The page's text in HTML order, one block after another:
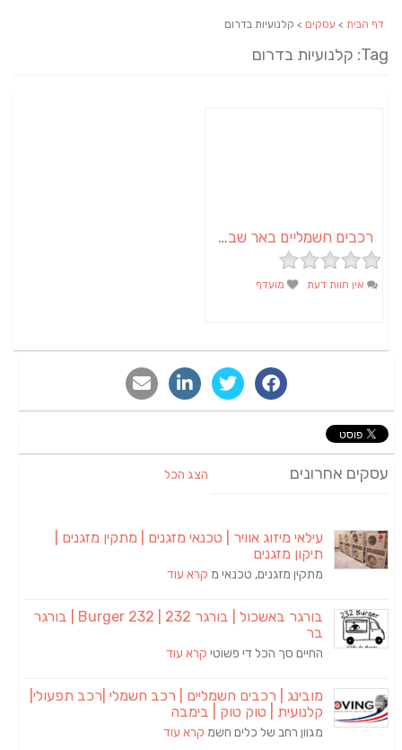
דף הבית>עסקים> קלנועיות בדרום
Tag: קלנועיות בדרום
רכבים חשמליים באר שבע | קלנועית, גולף קאר, רכבי עבודה, קטנוע חשמלי
אין חוות דעת מועדף
אחרונים הצג הכל
עילאי מיזוג אוויר | טכנאי מזגנים | מתקין מזגנים |
תיקון מזגנים
מתקין מזגנים, טכנאי מקרא עוד
בורגר באשכול | בורגר 232 | Burger 232 | בורגר
בר
החיים סך הכל די פשוטיקרא עוד
מובינג | רכבים חשמליים | רכב חשמלי |רכב תפעולי|
קלנועית | טוק טוק | בימבה
מגוון רחב של כלים חשמקרא עוד